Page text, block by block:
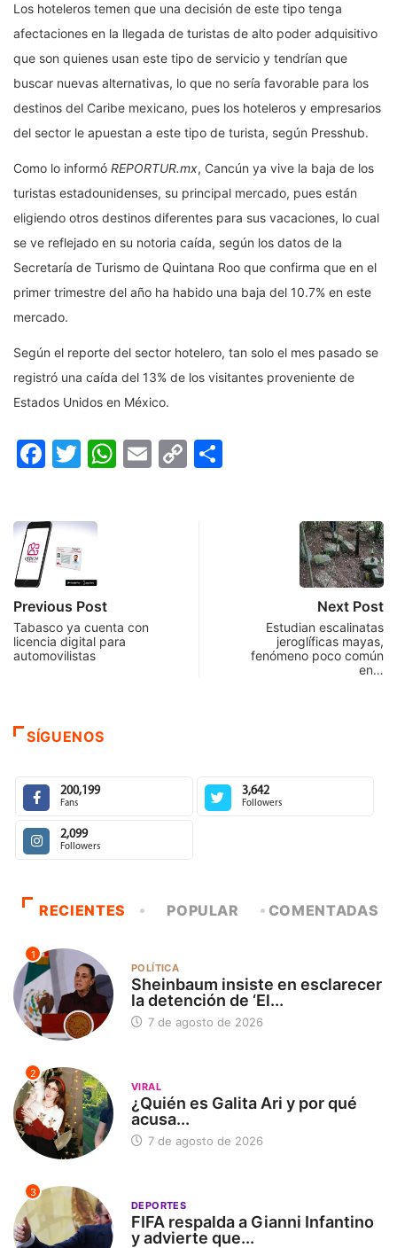
Los hoteleros temen que una decisión de este tipo tenga
afectaciones en la llegada de turistas de alto poder adquisitivo
que son quienes usan este tipo de servicio y tendrían que
buscar nuevas alternativas, lo que no sería favorable para los
destinos del Caribe mexicano, pues los hoteleros y empresarios
del sector le apuestan a este tipo de turista, según Presshub.
Como lo informó REPORTUR.mx, Cancún ya vive la baja de los
turistas estadounidenses, su principal mercado, pues están
eligiendo otros destinos diferentes para sus vacaciones, lo cual
se ve reflejado en su notoria caída, según los datos de la
Secretaría de Turismo de Quintana Roo que confirma que en el
primer trimestre del año ha habido una baja del 10.7% en este
mercado.
Según el reporte del sector hotelero, tan solo el mes pasado se
registró una caída del 13% de los visitantes proveniente de
Estados Unidos en México.
Facebook
Twitter
WhatsApp
Email
Copy
Previous Post
Tabasco ya cuenta con
licencia digital para
automovilistas
Next Post
Estudian escalinatas
jeroglíficas mayas,
fenómeno poco común
en…
SÍGUENOS
200,199
Fans
3,642
Followers
2,099
Followers
RECIENTES POPULAR COMENTADAS
1
POLÍTICA
Sheinbaum insiste en esclarecer
la detención de ‘El...
7 de agosto de 2026
2
VIRAL
¿Quién es Galita Ari y por qué
acusa...
7 de agosto de 2026
3
DEPORTES
FIFA respalda a Gianni Infantino
y advierte que...